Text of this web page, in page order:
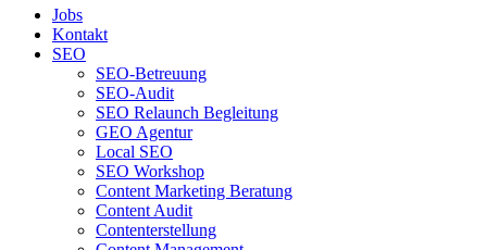
Jobs
Kontakt
SEO
SEO-Betreuung
SEO-Audit
SEO Relaunch Begleitung
GEO Agentur
Local SEO
SEO Workshop
Content Marketing Beratung
Content Audit
Contenterstellung